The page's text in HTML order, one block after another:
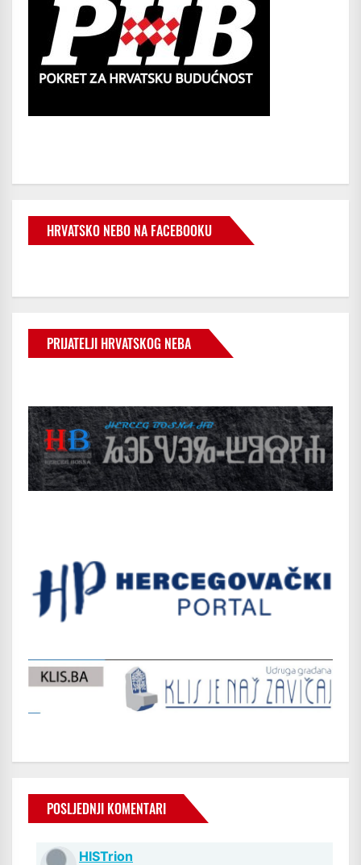
HRVATSKO NEBO NA FACEBOOKU
PRIJATELJI HRVATSKOG NEBA
POSLJEDNJI KOMENTARI
HISTrion